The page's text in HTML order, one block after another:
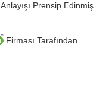
Prensip Edinmiş
Firması Tarafından